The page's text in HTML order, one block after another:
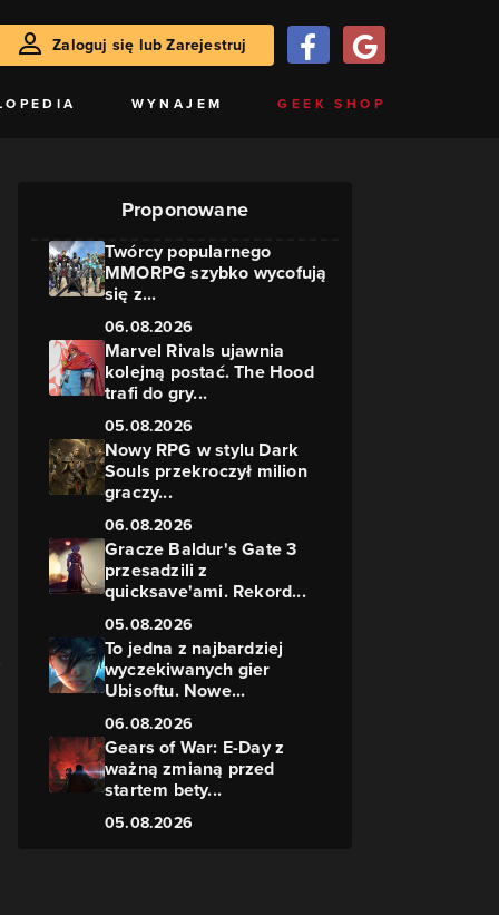
Zaloguj się lub Zarejestruj
WYNAJEM GEEK SHOP
Proponowane
Twórcy popularnego
MMORPG szybko wycofują
się z...
06.08.2026
Marvel Rivals ujawnia
kolejną postać. The Hood
trafi do gry...
05.08.2026
Nowy RPG w stylu Dark
Souls przekroczył milion
graczy...
06.08.2026
Gracze Baldur's Gate 3
przesadzili z
quicksave'ami. Rekord...
05.08.2026
To jedna z najbardziej
wyczekiwanych gier
Ubisoftu. Nowe...
06.08.2026
Gears of War: E-Day z
ważną zmianą przed
startem bety...
05.08.2026